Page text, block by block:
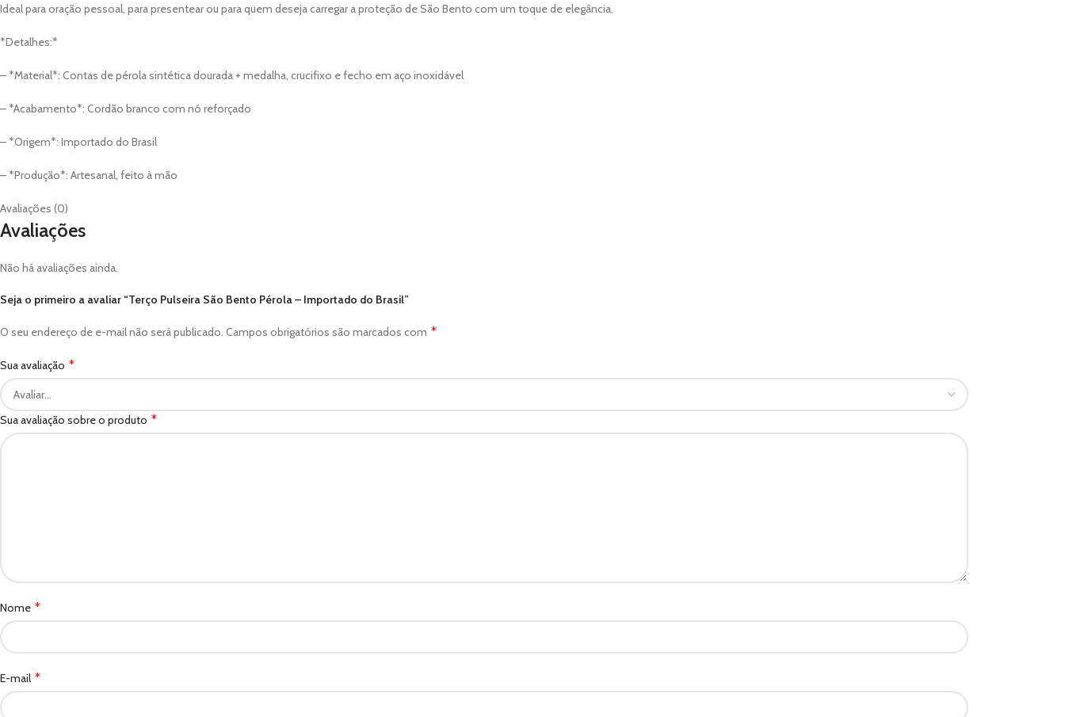
Ideal para oração pessoal, para presentear ou para quem deseja carregar a proteção de São Bento com um toque de elegância.
*Detalhes:*
– *Material*: Contas de pérola sintética dourada + medalha, crucifixo e fecho em aço inoxidável
– *Acabamento*: Cordão branco com nó reforçado
– *Origem*: Importado do Brasil
– *Produção*: Artesanal, feito à mão
Avaliações (0)
Avaliações
Não há avaliações ainda.
Seja o primeiro a avaliar “Terço Pulseira São Bento Pérola – Importado do Brasil”
O seu endereço de e-mail não será publicado. Campos obrigatórios são marcados com *
Sua avaliação *
Sua avaliação sobre o produto *
Nome *
E-mail *